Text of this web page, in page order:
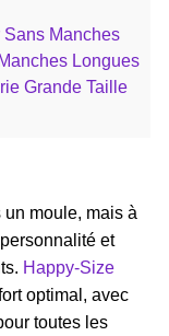
Sans Manches
Longues
Grande Taille
un moule, mais à
et
Happy-Size
optimal, avec
toutes les